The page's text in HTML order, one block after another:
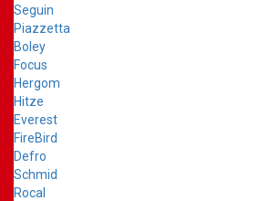
Seguin
Piazzetta
Boley
Focus
Hergom
Hitze
Everest
FireBird
Defro
Schmid
Rocal